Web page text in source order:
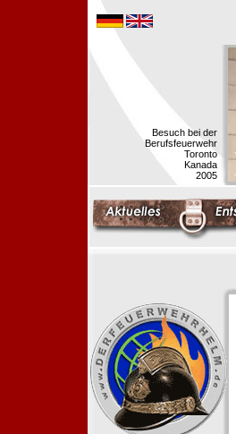
Besuch bei der
Berufsfeuerwehr
Toronto
Kanada
2005